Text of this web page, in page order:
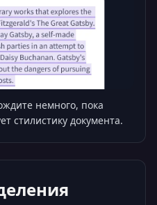
немного, пока
стилистику документа.